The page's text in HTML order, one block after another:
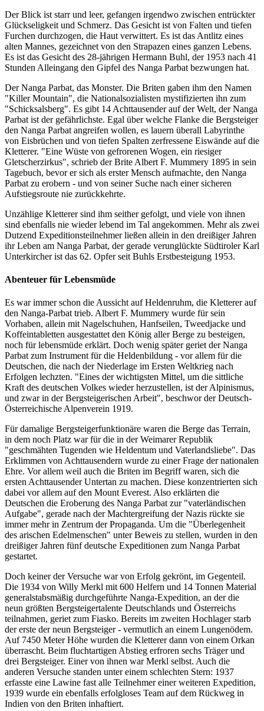
Der Blick ist starr und leer, gefangen irgendwo zwischen entrückter
Glückseligkeit und Schmerz. Das Gesicht ist von Falten und tiefen
Furchen durchzogen, die Haut verwittert. Es ist das Antlitz eines
alten Mannes, gezeichnet von den Strapazen eines ganzen Lebens.
Es ist das Gesicht des 28-jährigen Hermann Buhl, der 1953 nach 41
Stunden Alleingang den Gipfel des Nanga Parbat bezwungen hat.
Der Nanga Parbat, das Monster. Die Briten gaben ihm den Namen
"Killer Mountain", die Nationalsozialisten mystifizierten ihn zum
"Schicksalsberg". Es gibt 14 Achttausender auf der Welt, der Nanga
Parbat ist der gefährlichste. Egal über welche Flanke die Bergsteiger
den Nanga Parbat angreifen wollen, es lauern überall Labyrinthe
von Eisbrüchen und von tiefen Spalten zerfressene Eiswände auf die
Kletterer. "Eine Wüste von gefrorenen Wogen, ein riesiger
Gletscherzirkus", schrieb der Brite Albert F. Mummery 1895 in sein
Tagebuch, bevor er sich als erster Mensch aufmachte, den Nanga
Parbat zu erobern - und von seiner Suche nach einer sicheren
Aufstiegsroute nie zurückkehrte.
Unzählige Kletterer sind ihm seither gefolgt, und viele von ihnen
sind ebenfalls nie wieder lebend im Tal angekommen. Mehr als zwei
Dutzend Expeditionsteilnehmer ließen allein in den dreißiger Jahren
ihr Leben am Nanga Parbat, der gerade verunglückte Südtiroler Karl
Unterkircher ist das 62. Opfer seit Buhls Erstbesteigung 1953.
Abenteuer für Lebensmüde
Es war immer schon die Aussicht auf Heldenruhm, die Kletterer auf
den Nanga-Parbat trieb. Albert F. Mummery wurde für sein
Vorhaben, allein mit Nagelschuhen, Hanfseilen, Tweedjacke und
Koffeintabletten ausgestattet den König aller Berge zu besteigen,
noch für lebensmüde erklärt. Doch wenig später geriet der Nanga
Parbat zum Instrument für die Heldenbildung - vor allem für die
Deutschen, die nach der Niederlage im Ersten Weltkrieg nach
Erfolgen lechzten. "Eines der wichtigsten Mittel, um die sittliche
Kraft des deutschen Volkes wieder herzustellen, ist der Alpinismus,
und zwar in der Bergsteigerischen Arbeit", beschwor der Deutsch-
Österreichische Alpenverein 1919.
Für damalige Bergsteigerfunktionäre waren die Berge das Terrain,
in dem noch Platz war für die in der Weimarer Republik
"geschmähten Tugenden wie Heldentum und Vaterlandsliebe". Das
Erklimmen von Achttausendern wurde zu einer Frage der nationalen
Ehre. Vor allem weil auch die Briten im Begriff waren, sich die
ersten Achttausender Untertan zu machen. Diese konzentrierten sich
dabei vor allem auf den Mount Everest. Also erklärten die
Deutschen die Eroberung des Nanga Parbat zur "vaterländischen
Aufgabe", gerade nach der Machtergreifung der Nazis rückte sie
immer mehr in Zentrum der Propaganda. Um die "Überlegenheit
des arischen Edelmenschen" unter Beweis zu stellen, wurden in den
dreißiger Jahren fünf deutsche Expeditionen zum Nanga Parbat
gestartet.
Doch keiner der Versuche war von Erfolg gekrönt, im Gegenteil.
Die 1934 von Willy Merkl mit 600 Helfern und 14 Tonnen Material
generalstabsmäßig durchgeführte Nanga-Expedition, an der die
neun größten Bergsteigertalente Deutschlands und Österreichs
teilnahmen, geriet zum Fiasko. Bereits im zweiten Hochlager starb
der erste der neun Bergsteiger - vermutlich an einem Lungenödem.
Auf 7450 Meter Höhe wurden die Kletterer dann von einem Orkan
überrascht. Beim fluchtartigen Abstieg erfroren sechs Träger und
drei Bergsteiger. Einer von ihnen war Merkl selbst. Auch die
anderen Versuche standen unter einem schlechten Stern: 1937
erfasste eine Lawine fast alle Teilnehmer einer weiteren Expedition,
1939 wurde ein ebenfalls erfolgloses Team auf dem Rückweg in
Indien von den Briten inhaftiert.